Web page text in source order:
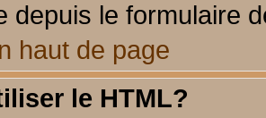
depuis le formulaire
haut de page
le HTML?